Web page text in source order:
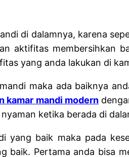
di dalamnya, karena
aktifitas membersihkan
yang anda lakukan di
maka ada baiknya
kamar mandi modern
ketika berada di
yang baik maka pada
baik. Pertama anda bisa